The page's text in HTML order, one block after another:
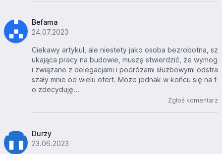
Befama
24.07.2023
Ciekawy artykuł, ale niestety jako osoba bezrobotna, sz
ukająca pracy na budowie, muszę stwierdzić, że wymog
i związane z delegacjami i podróżami służbowymi odstra
szały mnie od wielu ofert. Może jednak w końcu się na t
o zdecyduję...
Zgłoś komentarz
Durzy
23.06.2023